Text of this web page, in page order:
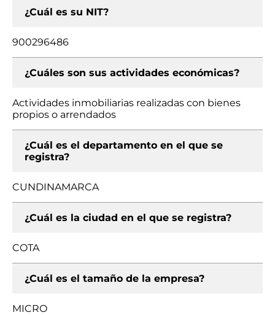
¿Cuál es su NIT?
900296486
¿Cuáles son sus actividades económicas?
Actividades inmobiliarias realizadas con bienes
propios o arrendados
¿Cuál es el departamento en el que se
registra?
CUNDINAMARCA
¿Cuál es la ciudad en el que se registra?
COTA
¿Cuál es el tamaño de la empresa?
MICRO